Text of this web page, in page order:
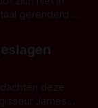
gerenderd en
ieder woord
deze
James